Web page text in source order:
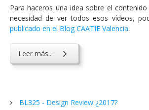
Para haceros una idea sobre el
necesidad de ver todos esos vídeos,
publicado en el Blog CAATIE Valencia.
Leer más...
BL325 - Design Review ¿2017?